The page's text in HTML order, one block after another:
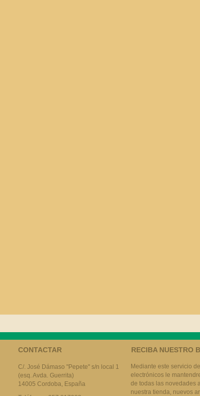
CONTACTAR
C/. José Dámaso "Pepete" s/n local 1
(esq. Avda. Guerrita)
14005 Cordoba, España
RECIBA NUESTRO
Mediante este servicio
electrónicos le
de todas las novedades
nuestra tienda, nuevos